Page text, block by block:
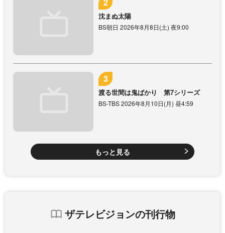
沈まぬ太陽
BS朝日 2026年8月8日(土) 夜9:00
渡る世間は鬼ばかり 第7シリーズ
BS-TBS 2026年8月10日(月) 昼4:59
もっと見る
ザテレビジョンの刊行物